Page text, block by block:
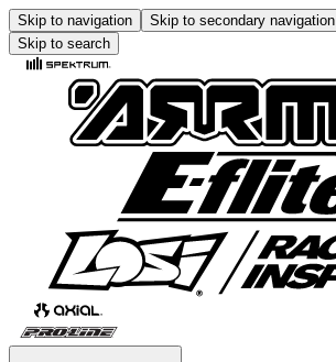
Skip to navigation Skip to secondary navigation
Skip to search